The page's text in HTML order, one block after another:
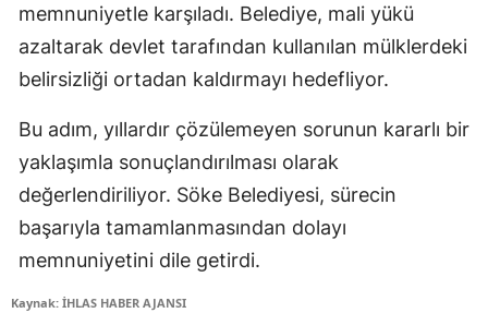
memnuniyetle karşıladı. Belediye, mali yükü
azaltarak devlet tarafından kullanılan mülklerdeki
belirsizliği ortadan kaldırmayı hedefliyor.
Bu adım, yıllardır çözülemeyen sorunun kararlı bir
yaklaşımla sonuçlandırılması olarak
değerlendiriliyor. Söke Belediyesi, sürecin
başarıyla tamamlanmasından dolayı
memnuniyetini dile getirdi.
Kaynak: İHLAS HABER AJANSI